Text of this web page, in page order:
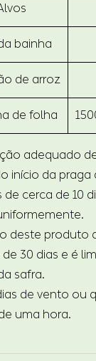
bainha
de arroz
de folha
adequado
início da praga
cerca de 10
deste produto
30 dias e é
safra.
de vento ou
uma hora.